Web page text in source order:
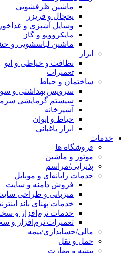
ماشین ظرفشویی
یخچال و فریزر
وسایل آشپزی و
مایکروویو و گاز
ماشین لباسشویی و
ابزار
نظافت و خیاطی و اتو
تعمیرات
ساختمان و حیاط
سرویس بهداشتی و
سیستم گرمایشی
آشپزخانه
حیاط و ایوان
ابزار باغبانی
خدمات
فروشگاه ها
موتور و ماشین
پذیرایی/مراسم
خدمات رایانه‌ای و موبایل
فروش دامنه و سایت
میزبانی و طراحی
خدمات پهنای باند
خدمات نرم‌افزار و
تعمیرات نرم‌افزار و
مالی/حسابداری/بیمه
حمل و نقل
پیشه و مهارت